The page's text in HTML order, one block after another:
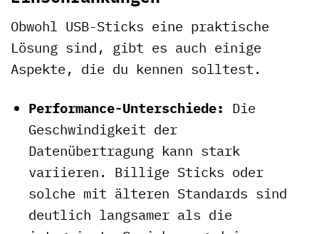
Obwohl USB-Sticks eine praktische
Lösung sind, gibt es auch einige
Aspekte, die du kennen solltest.
Performance-Unterschiede: Die
Geschwindigkeit der
Datenübertragung kann stark
variieren. Billige Sticks oder
solche mit älteren Standards sind
deutlich langsamer als die